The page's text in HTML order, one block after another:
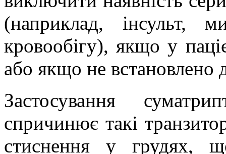
(наприклад, інсульт,
кровообігу), якщо у
або якщо не встановлено
Застосування
спричинює такі
стиснення у грудях,